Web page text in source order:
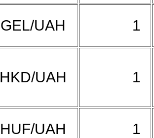
GEL/UAH 1
HKD/UAH 1
HUF/UAH 1